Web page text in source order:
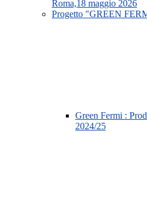
Roma,18 maggio 2026
Progetto "GREEN
Green Fermi :
2024/25